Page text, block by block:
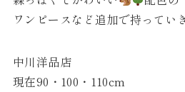
ワンピースなど追加で持ってい
中川洋品店
現在90・100・110cm